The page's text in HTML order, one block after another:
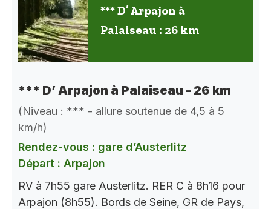
*** D’ Arpajon à
Palaiseau : 26 km
*** D’ Arpajon à Palaiseau - 26 km
(Niveau : *** - allure soutenue de 4,5 à 5
km/h)
Rendez-vous : gare d’Austerlitz
Départ : Arpajon
RV à 7h55 gare Austerlitz. RER C à 8h16 pour
Arpajon (8h55). Bords de Seine, GR de Pays,